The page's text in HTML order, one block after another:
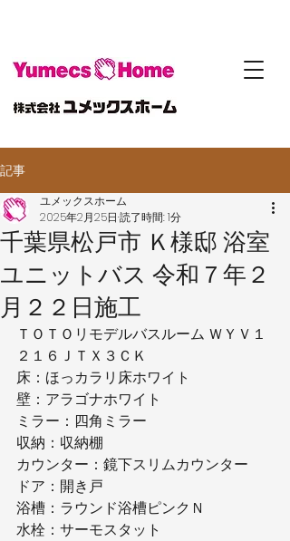
記事
千葉県松戸市 Ｋ様邸 浴室
ユニットバス 令和７年２
月２２日施工
ユメックスホーム
2025年2月25日 読了時間: 1分
ＴＯＴＯリモデルバスルーム ＷＹＶ１
２１６ＪＴＸ３ＣＫ
床：ほっカラリ床ホワイト
壁：アラゴナホワイト
ミラー：四角ミラー
収納：収納棚
カウンター：鏡下スリムカウンター
ドア：開き戸
浴槽：ラウンド浴槽ピンクＮ
水栓：サーモスタット